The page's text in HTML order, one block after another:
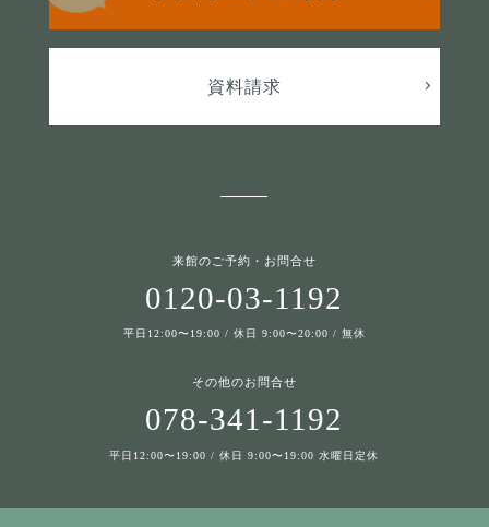
資料請求
来館のご予約・お問合せ
0120-03-1192
平日12:00〜19:00 / 休日 9:00〜20:00 / 無休
その他のお問合せ
078-341-1192
平日12:00〜19:00 / 休日 9:00〜19:00 水曜日定休